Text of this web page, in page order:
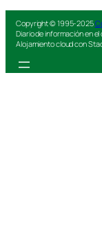
Copyright © 1995-2025
Diario de información en
Alojamiento cloud con